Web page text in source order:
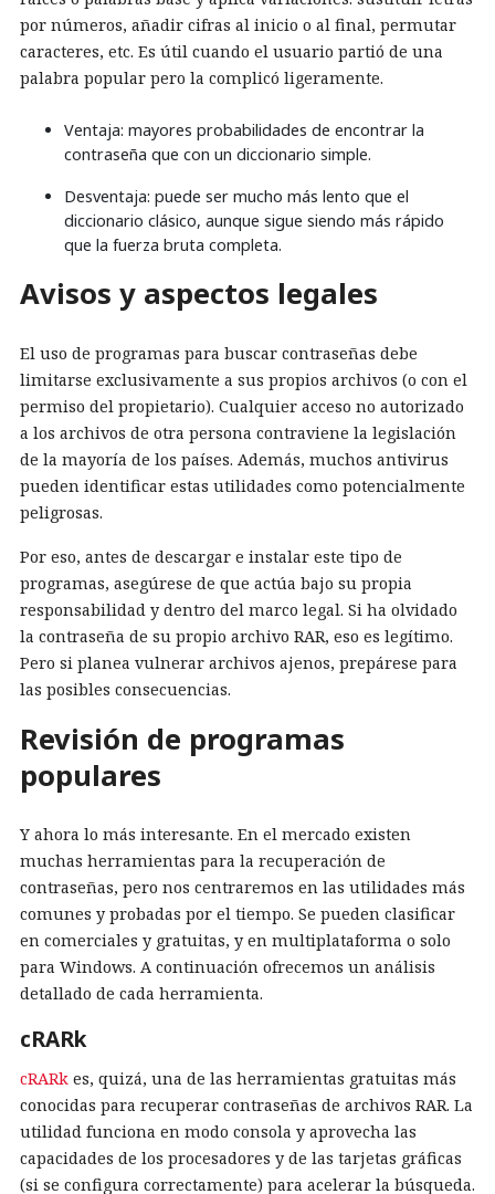
por números, añadir cifras al inicio o al final, permutar
caracteres, etc. Es útil cuando el usuario partió de una
palabra popular pero la complicó ligeramente.
Ventaja: mayores probabilidades de encontrar la
contraseña que con un diccionario simple.
Desventaja: puede ser mucho más lento que el
diccionario clásico, aunque sigue siendo más rápido
que la fuerza bruta completa.
Avisos y aspectos legales
El uso de programas para buscar contraseñas debe
limitarse exclusivamente a sus propios archivos (o con el
permiso del propietario). Cualquier acceso no autorizado
a los archivos de otra persona contraviene la legislación
de la mayoría de los países. Además, muchos antivirus
pueden identificar estas utilidades como potencialmente
peligrosas.
Por eso, antes de descargar e instalar este tipo de
programas, asegúrese de que actúa bajo su propia
responsabilidad y dentro del marco legal. Si ha olvidado
la contraseña de su propio archivo RAR, eso es legítimo.
Pero si planea vulnerar archivos ajenos, prepárese para
las posibles consecuencias.
Revisión de programas
populares
Y ahora lo más interesante. En el mercado existen
muchas herramientas para la recuperación de
contraseñas, pero nos centraremos en las utilidades más
comunes y probadas por el tiempo. Se pueden clasificar
en comerciales y gratuitas, y en multiplataforma o solo
para Windows. A continuación ofrecemos un análisis
detallado de cada herramienta.
cRARk
cRARk es, quizá, una de las herramientas gratuitas más
conocidas para recuperar contraseñas de archivos RAR. La
utilidad funciona en modo consola y aprovecha las
capacidades de los procesadores y de las tarjetas gráficas
(si se configura correctamente) para acelerar la búsqueda.